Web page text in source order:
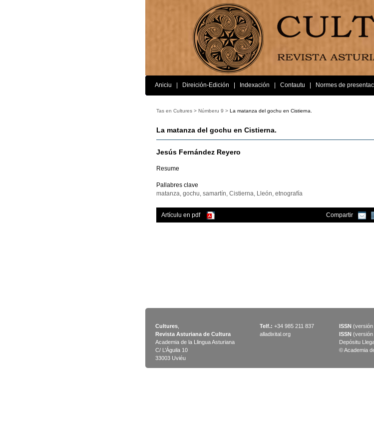
Aniciu Direición-Edición Indexación Contautu Normes de
Tas en Cultures > Númberu 9 > La matanza del gochu en Cistierna.
La matanza del gochu en Cistierna.
Jesús Fernández Reyero
Resume
Pallabres clave
matanza, gochu, samartín, Cistierna, Lleón, etnografía
Artículu en pdf Compartir
Cultures
Revista Asturiana de Cultura
Academia de la Llingua Asturiana
C/ L’Águila 10
33003 Uviéu
Telf.: +34 985 211 837
alladixital.org
ISSN (versión
ISSN (versión
Depósitu
© Academia